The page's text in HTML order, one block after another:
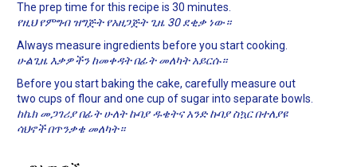
The prep time for this recipe is 30 minutes.
የዚህ የምግብ ዝግጅት የአዘጋጅት ጊዜ 30 ደቂቃ ነው።
Always measure ingredients before you start cooking.
ሁልጊዜ እቃዎችን ከመቀዳት በፊት መለካት አይርሱ።
Before you start baking the cake, carefully measure out
two cups of flour and one cup of sugar into separate bowls.
ከኬክ መጋገሪያ በፊት ሁለት ኩባያ ዱቄትና አንድ ኩባያ ስኳር በተለያዩ
ሳህኖች በጥንቃቄ መለካት።